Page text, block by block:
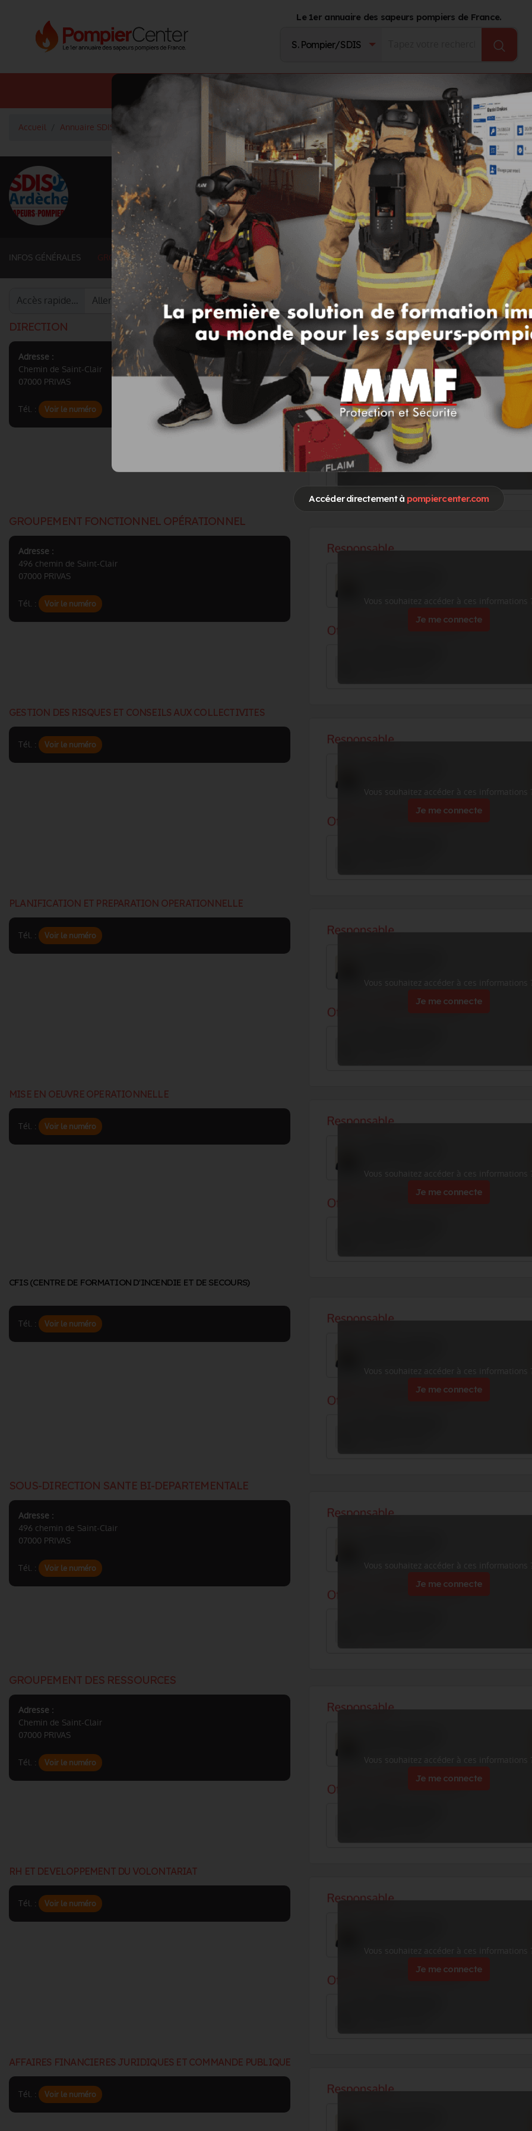
Accéder directement à pompiercenter.com
Le 1er annuaire des sapeurs pompiers de France.
Annuaire SDIS Annuaire Fournisseurs Catalogue Produits Journal
Accueil Annuaire SDIS Groupements et services fonctionnels (07. ARDECHE)
< Retour à la liste des SDIS
SDIS Ardèche à Privas (07)
Département ARDECHE
5529 km² - 332 230 habitants
INFOS GÉNÉRALES GROUPEMENTS ET SERVICES FONCTIONNELS GROUPEMENTS TERRITORIAUX AUTRES ORGANISMES
Accès rapide… Go !
DIRECTION
Adresse :
Chemin de Saint-Clair
07000 PRIVAS
Tél. : Voir le numéro Vous souhaitez accéder à ces informations
Je me connecte
GROUPEMENT FONCTIONNEL OPÉRATIONNEL
Adresse :
496 chemin de Saint-Clair
07000 PRIVAS
Tél. : Voir le numéro Vous souhaitez accéder à ces informations
Je me connecte
GESTION DES RISQUES ET CONSEILS AUX COLLECTIVITES
Tél. : Voir le numéro
Vous souhaitez accéder à ces informations
Je me connecte
PLANIFICATION ET PREPARATION OPERATIONNELLE
Tél. : Voir le numéro
Vous souhaitez accéder à ces informations
Je me connecte
MISE EN OEUVRE OPERATIONNELLE
Tél. : Voir le numéro
Vous souhaitez accéder à ces informations
Je me connecte
CFIS (CENTRE DE FORMATION D'INCENDIE ET DE SECOURS)
Tél. : Voir le numéro
Vous souhaitez accéder à ces informations
Je me connecte
SOUS-DIRECTION SANTE BI-DEPARTEMENTALE
Adresse :
496 chemin de Saint-Clair
07000 PRIVAS
Tél. : Voir le numéro Vous souhaitez accéder à ces informations
Je me connecte
GROUPEMENT DES RESSOURCES
Adresse :
Chemin de Saint-Clair
07000 PRIVAS
Tél. : Voir le numéro Vous souhaitez accéder à ces informations
Je me connecte
RH ET DEVELOPPEMENT DU VOLONTARIAT
Tél. : Voir le numéro
Vous souhaitez accéder à ces informations
Je me connecte
AFFAIRES FINANCIERES JURIDIQUES ET COMMANDE PUBLIQUE
Tél. : Voir le numéro